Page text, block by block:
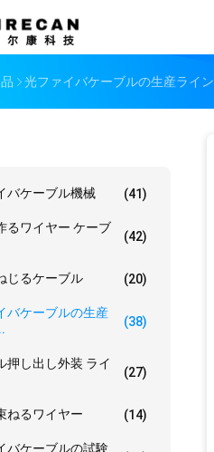
光ファイバケーブルの生産ライン
バケーブル機械 (41)
るワイヤー ケーブ
(42)
じるケーブル (20)
バケーブルの生産
(38)
押し出し外装 ライ
(27)
ねるワイヤー (14)
バケーブルの試験